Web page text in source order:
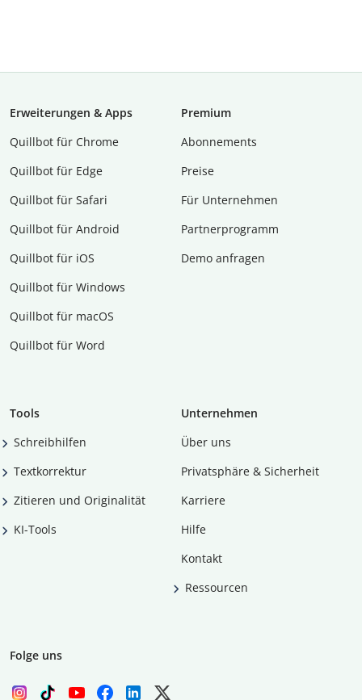
Erweiterungen & Apps
Quillbot für Chrome
Quillbot für Edge
Quillbot für Safari
Quillbot für Android
Quillbot für iOS
Quillbot für Windows
Quillbot für macOS
Quillbot für Word
Premium
Abon­ne­ments
Preise
Für Unternehmen
Partnerprogramm
Demo anfragen
Tools
Schreibhilfen
Textkorrektur
Zitieren und Originalität
KI-Tools
Unternehmen
Über uns
Privatsphäre & Sicherheit
Karriere
Hilfe
Kontakt
Ressourcen
Folge uns